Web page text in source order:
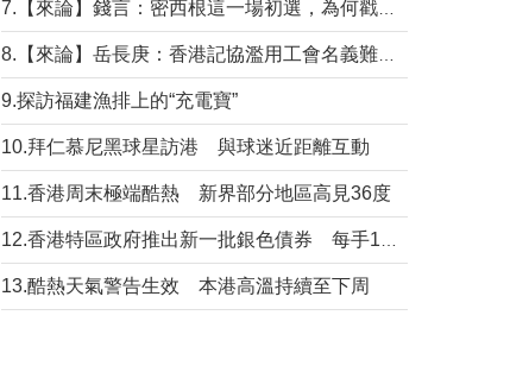
9.探訪福建漁排上的“充電寶”
10.拜仁慕尼黑球星訪港 與球迷近距離互動
11.香港周末極端酷熱 新界部分地區高見36度
13.酷熱天氣警告生效 本港高溫持續至下周